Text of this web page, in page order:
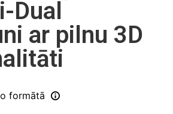
Dual
ar pilnu 3D
formātā